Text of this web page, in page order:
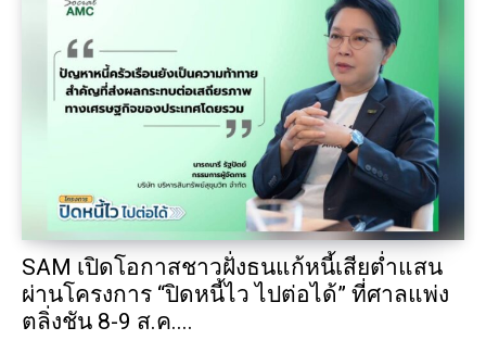
SAM เปิดโอกาสชาวฝั่งธนแก้หนี้เสียต่ำแสน
ผ่านโครงการ “ปิดหนี้ไว ไปต่อได้” ที่ศาลแพ่ง
ตลิ่งชัน 8-9 ส.ค....